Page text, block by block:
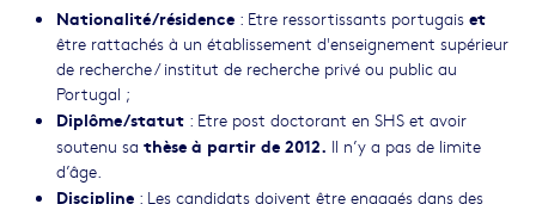
Nationalité/résidence : Etre ressortissants portugais et
être rattachés à un établissement d'enseignement supérieur
de recherche / institut de recherche privé ou public au
Portugal ;
Diplôme/statut : Etre post doctorant en SHS et avoir
soutenu sa thèse à partir de 2012. Il n’y a pas de limite
d’âge.
Discipline : Les candidats doivent être engagés dans des